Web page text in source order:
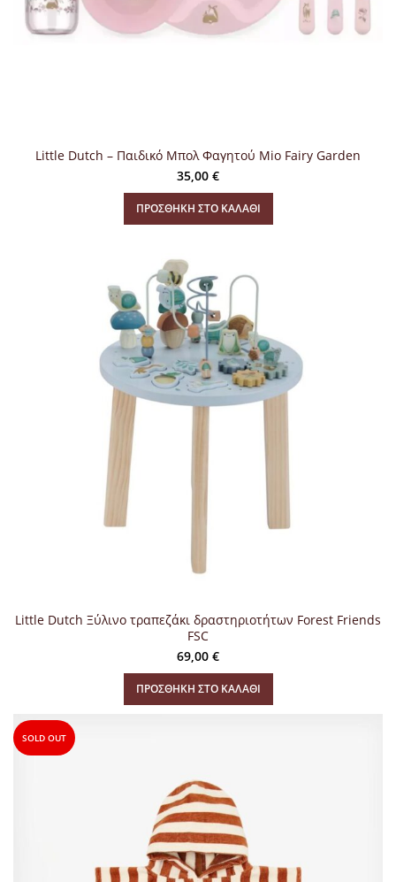
Little Dutch – Παιδικό Μπολ Φαγητού Mio Fairy Garden
35,00 €
ΠΡΟΣΘΉΚΗ ΣΤΟ ΚΑΛΆΘΙ
Little Dutch Ξύλινο τραπεζάκι δραστηριοτήτων Forest Friends
FSC
69,00 €
ΠΡΟΣΘΉΚΗ ΣΤΟ ΚΑΛΆΘΙ
SOLD OUT